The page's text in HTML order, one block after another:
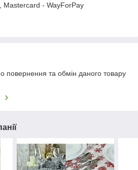
Mastercard - WayForPay
повернення та обмін даного товару